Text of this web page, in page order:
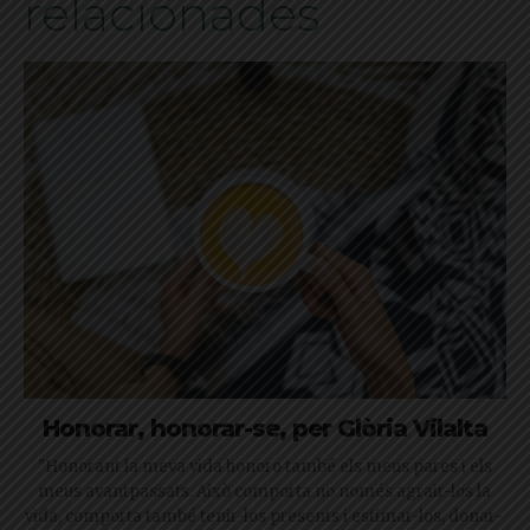
relacionades
Honorar, honorar-se, per Glòria Vilalta
"Honorant la meva vida honoro també els meus pares i els
meus avantpassats. Això comporta no només agrair-los la
vida, comporta també tenir-los presents i estimar-los, donar-